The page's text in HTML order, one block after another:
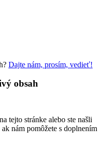
Dajte nám, prosím, vedieť!
obsah
tejto stránke alebo ste našli
nám pomôžete s doplnením